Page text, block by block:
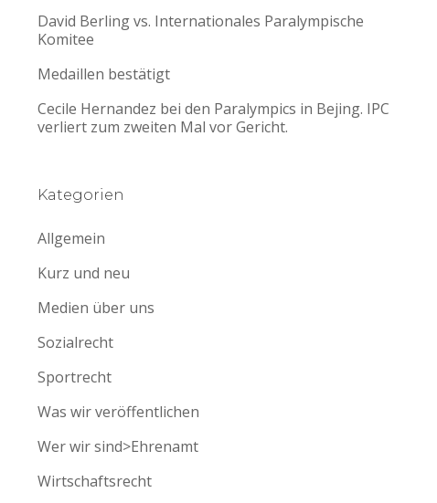
David Berling vs. Internationales Paralympische
Komitee
Medaillen bestätigt
Cecile Hernandez bei den Paralympics in Bejing. IPC
verliert zum zweiten Mal vor Gericht.
Kategorien
Allgemein
Kurz und neu
Medien über uns
Sozialrecht
Sportrecht
Was wir veröffentlichen
Wer wir sind>Ehrenamt
Wirtschaftsrecht